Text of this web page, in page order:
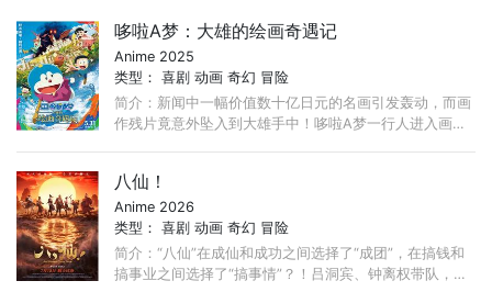
哆啦A梦：大雄的绘画奇遇记
Anime 2025
类型：喜剧 动画 奇幻 冒险
简介：新闻中一幅价值数十亿日元的名画引发轰动，而画
作残片竟意外坠入到大雄手中！哆啦A梦一行人进入画中
八仙！
Anime 2026
类型：喜剧 动画 奇幻 冒险
简介：“八仙”在成仙和成功之间选择了“成团”，在搞钱和
搞事业之间选择了“搞事情”？！吕洞宾、钟离权带队，集